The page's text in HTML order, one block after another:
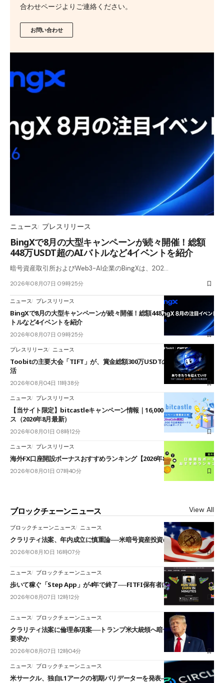
合わせページよりご連絡ください。
お問い合わせ
ニュース プレスリリース
BingXで8月の大型キャンペーンが続々開催！総額
448万USDT超のAIバトルなど4イベントを紹介
暗号資産取引所およびWeb3-AI企業のBingXは、202…
2026年08月07日 09時25分
ニュース プレスリリース
BingXで8月の大型キャンペーンが続々開催！総額448万USDT超のAIバ
トルなど4イベントを紹介
2026年08月07日 09時25分
プレスリリース ニュース
Toobitの主要大会「TIFT」が、賞金総額300万USDTのレースとして復
活
2026年08月04日 11時38分
ニュース プレスリリース
【当サイト限定】bitcastleキャンペーン情報｜16,000円口座開設ボーナ
ス（2026年8月最新）
2026年08月01日 08時12分
ニュース プレスリリース
海外FX口座開設ボーナスおすすめランキング【2026年8月最新】
2026年08月01日 07時40分
ブロックチェーンニュース View All
ブロックチェーンニュース ニュース
クラリティ法案、年内成立に慎重論──米暗号資産投資の海外流出懸念も
2026年08月10日 16時07分
ニュース ブロックチェーンニュース
歩いて稼ぐ「Step App」が4年で終了──FITFI保有者に対応呼びかけ
2026年08月07日 12時12分
ニュース ブロックチェーンニュース
クラリティ法案に倫理条項案──トランプ米大統領へ暗号資産事業の売却
要求か
2026年08月07日 12時04分
ニュース ブロックチェーンニュース
米サークル、独自L1アークの初期バリデーターを発表――ブラックロッ